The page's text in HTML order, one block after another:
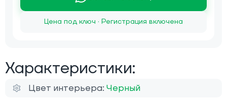
Цена под ключ · Регистрация включена
Характеристики:
Цвет интерьера: Черный